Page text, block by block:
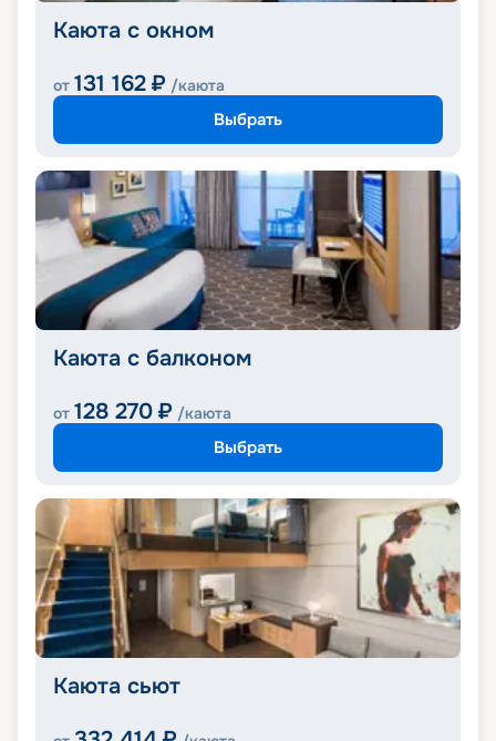
Каюта с окном
от 131 162 ₽ /каюта
Выбрать
Каюта с балконом
от 128 270 ₽ /каюта
Выбрать
Каюта сьют